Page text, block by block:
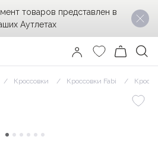
Кроссовки Кроссовки Fabi
товаров представлен в
Аутлетах